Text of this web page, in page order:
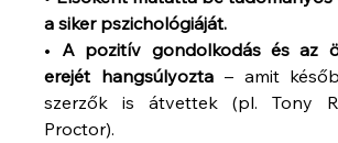
a siker pszichológiáját.
• A pozitív gondolkodás és az
erejét hangsúlyozta – amit
szerzők is átvettek (pl. Tony
Proctor).